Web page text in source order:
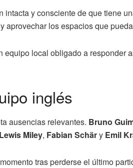
intacta y consciente de que tiene
aprovechar los espacios que
local obligado a responder
inglés
ausencias relevantes. Bruno
Lewis Miley, Fabian Schäry Emil
tras perderse el último